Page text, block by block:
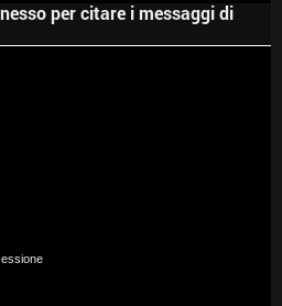
per citare i messaggi di